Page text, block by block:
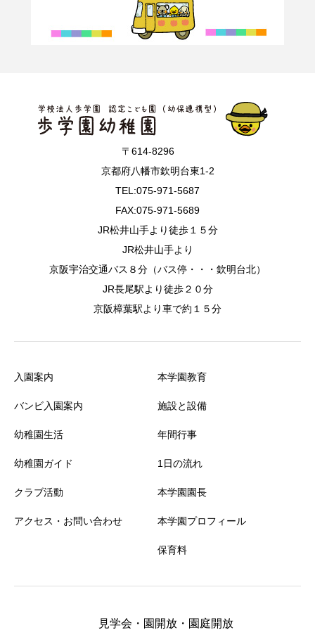
〒614-8296
京都府八幡市欽明台東1-2
TEL:075-971-5687
FAX:075-971-5689
JR松井山手より徒歩１５分
JR松井山手より
京阪宇治交通バス８分（バス停・・・欽明台北）
JR長尾駅より徒歩２０分
京阪樟葉駅より車で約１５分
入園案内
バンビ入園案内
幼稚園生活
幼稚園ガイド
クラブ活動
アクセス・お問い合わせ
本学園教育
施設と設備
年間行事
1日の流れ
本学園園長
本学園プロフィール
保育料
見学会・園開放・園庭開放